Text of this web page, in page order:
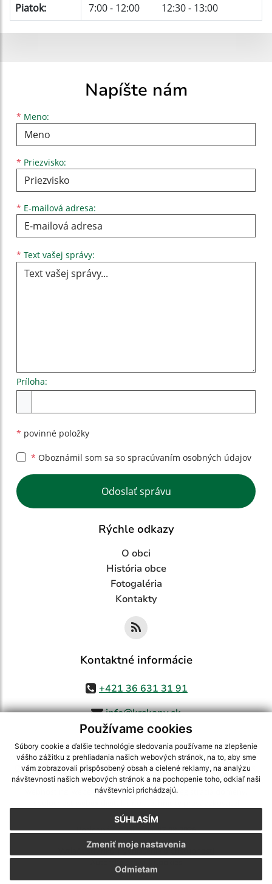
Používame cookies
Súbory cookie a ďalšie technológie sledovania používame na zlepšenie
vášho zážitku z prehliadania našich webových stránok, na to, aby sme
vám zobrazovali prispôsobený obsah a cielené reklamy, na analýzu
návštevnosti našich webových stránok a na pochopenie toho, odkiaľ naši
návštevníci prichádzajú.
SÚHLASÍM
Odmietam
Zmeniť moje nastavenia
Piatok:
7:00 - 12:00 12:30 - 13:00
Napíšte nám
* Meno:
Meno
* Priezvisko:
Priezvisko
* E-mailová adresa:
E-mailová adresa
* Text vašej správy:
Príloha:
* povinné položky
* Oboznámil som sa so spracúvaním osobných údajov
Google reCaptcha Response
Odoslať správu
Rýchle odkazy
O obci
História obce
Fotogaléria
Kontakty
Kontaktné informácie
+421 36 631 31 91
info@krskany.sk
využite možnosť získavania aktuálnych informácií s využitím RSS
CMS systém (redakčný) systém ECHELON 2,Mapa stránok,web portál
webex.digital, s.r.o.,domény,registrácia domény
Posledná aktualizácia:07.08.2026
Vytlačiť stránku|Vyhlásenie o prístupnosti